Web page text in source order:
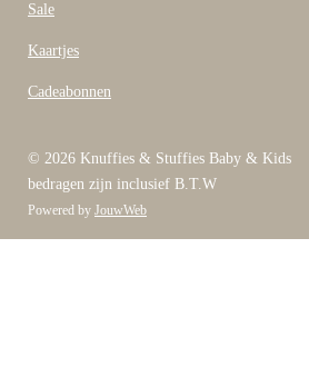
Sale
Kaartjes
Cadeabonnen
© 2026 Knuffies & Stuffies Baby &
bedragen zijn inclusief B.T.W
Powered by JouwWeb